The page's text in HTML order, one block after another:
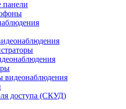
видеонаблюдения
доступа (СКУД)